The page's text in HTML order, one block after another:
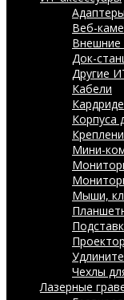
Веб-
Внешние
Док-
Другие
Кабели
Корпуса
Мини-
Мыши,
Чехлы
Лазерные